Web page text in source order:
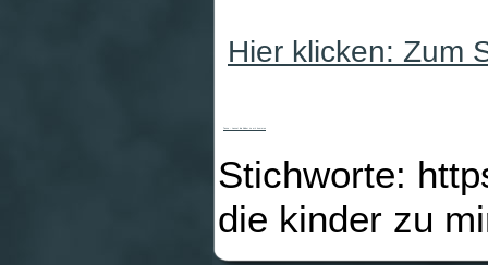
Hier klicken: Zum
Stichworte:
die kinder zu